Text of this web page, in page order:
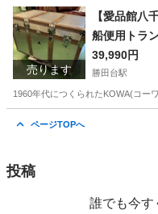
千葉 八千代市 勝田台駅
千葉ニュータウン中央駅 その
売ります
【愛品館
船便用トラ
39,990円
勝田台駅
1960年代につくられたKOWA(コー
ページTOPへ
投稿
誰でも今す